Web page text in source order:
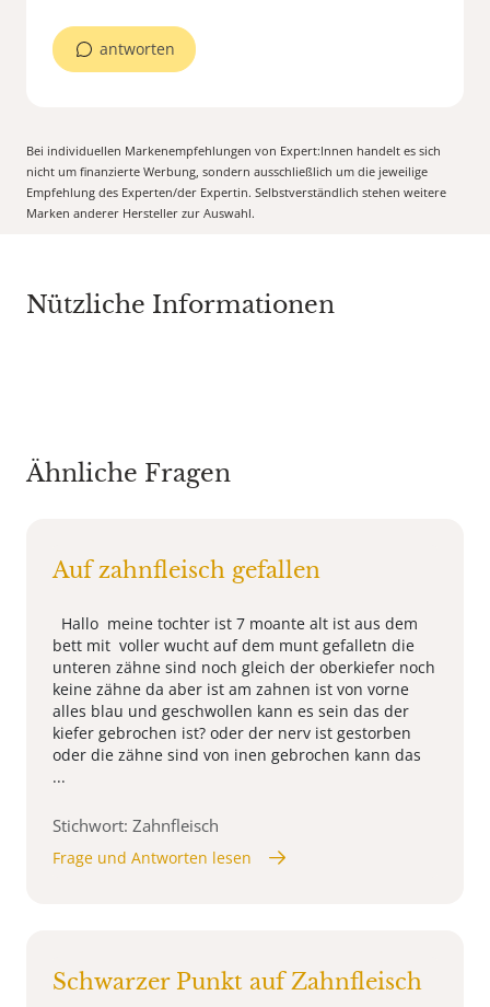
antworten
Bei individuellen Markenempfehlungen von Expert:Innen handelt es sich
nicht um finanzierte Werbung, sondern ausschließlich um die jeweilige
Empfehlung des Experten/der Expertin. Selbstverständlich stehen weitere
Marken anderer Hersteller zur Auswahl.
Nützliche Informationen
Ähnliche Fragen
Auf zahnfleisch gefallen
Hallo meine tochter ist 7 moante alt ist aus dem
bett mit voller wucht auf dem munt gefalletn die
unteren zähne sind noch gleich der oberkiefer noch
keine zähne da aber ist am zahnen ist von vorne
alles blau und geschwollen kann es sein das der
kiefer gebrochen ist? oder der nerv ist gestorben
oder die zähne sind von inen gebrochen kann das
...
Stichwort: Zahnfleisch
Frage und Antworten lesen
Schwarzer Punkt auf Zahnfleisch